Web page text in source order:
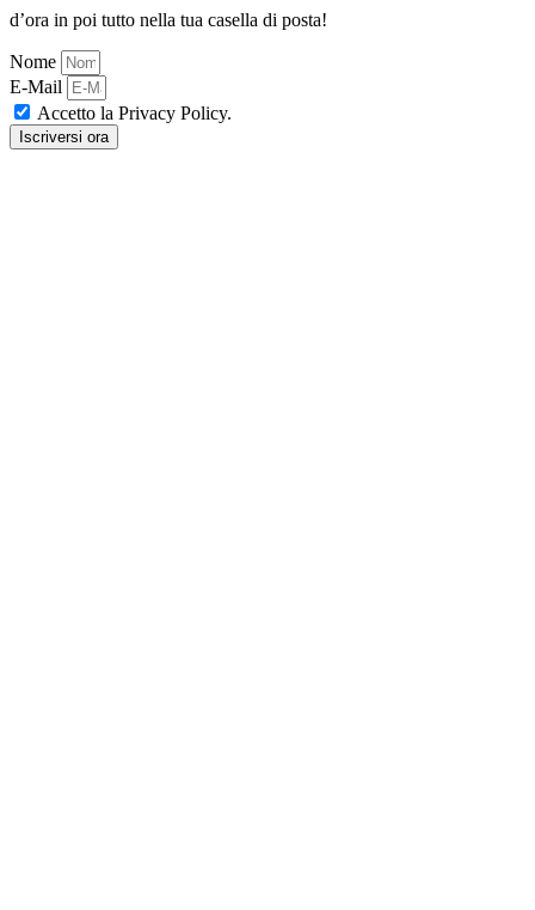
d’ora in poi tutto nella tua casella di posta!
Nome
E-Mail
Accetto la Privacy Policy.
Iscriversi ora